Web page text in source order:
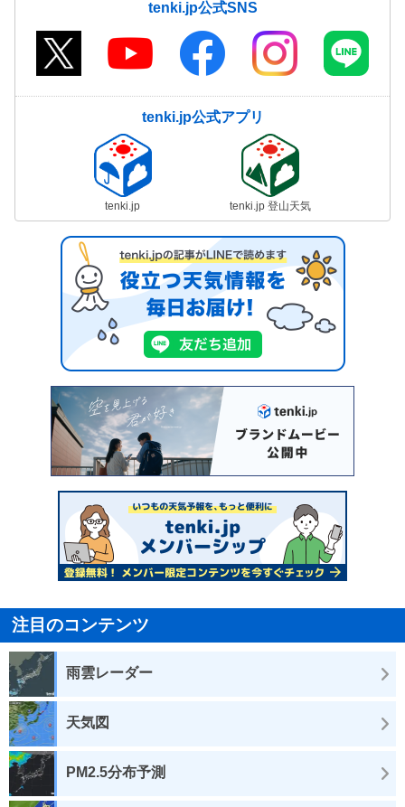
tenki.jp公式SNS
tenki.jp公式アプリ
tenki.jp tenki.jp 登山天気
注目のコンテンツ
雨雲レーダー
天気図
PM2.5分布予測